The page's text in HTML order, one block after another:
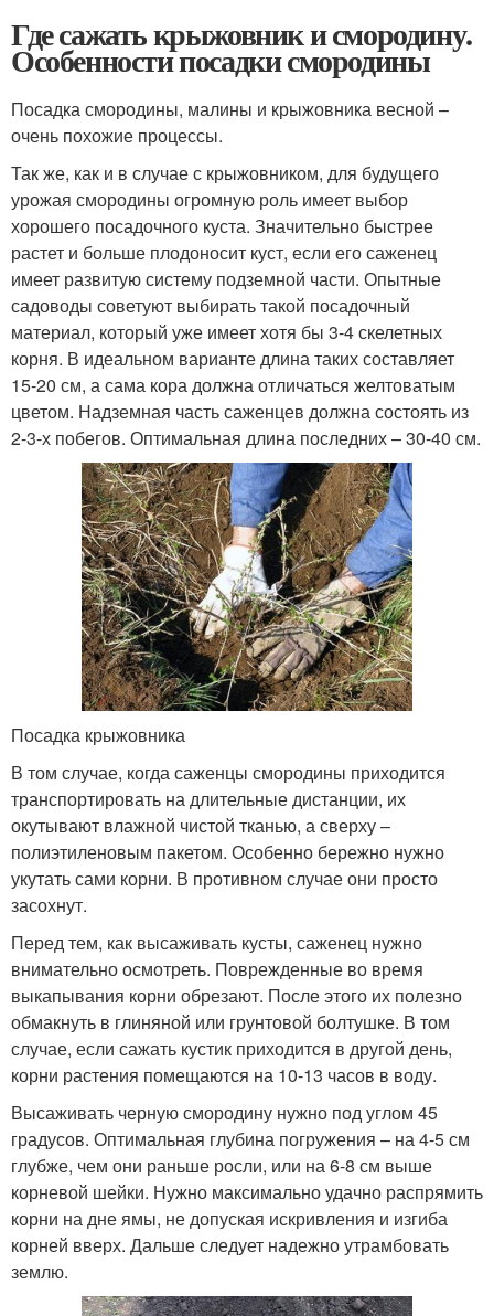
Где сажать крыжовник и смородину.
Особенности посадки смородины
Посадка смородины, малины и крыжовника весной –
очень похожие процессы.
Так же, как и в случае с крыжовником, для будущего
урожая смородины огромную роль имеет выбор
хорошего посадочного куста. Значительно быстрее
растет и больше плодоносит куст, если его саженец
имеет развитую систему подземной части. Опытные
садоводы советуют выбирать такой посадочный
материал, который уже имеет хотя бы 3-4 скелетных
корня. В идеальном варианте длина таких составляет
15-20 см, а сама кора должна отличаться желтоватым
цветом. Надземная часть саженцев должна состоять из
2-3-х побегов. Оптимальная длина последних – 30-40 см.
Посадка крыжовника
В том случае, когда саженцы смородины приходится
транспортировать на длительные дистанции, их
окутывают влажной чистой тканью, а сверху –
полиэтиленовым пакетом. Особенно бережно нужно
укутать сами корни. В противном случае они просто
засохнут.
Перед тем, как высаживать кусты, саженец нужно
внимательно осмотреть. Поврежденные во время
выкапывания корни обрезают. После этого их полезно
обмакнуть в глиняной или грунтовой болтушке. В том
случае, если сажать кустик приходится в другой день,
корни растения помещаются на 10-13 часов в воду.
Высаживать черную смородину нужно под углом 45
градусов. Оптимальная глубина погружения – на 4-5 см
глубже, чем они раньше росли, или на 6-8 см выше
корневой шейки. Нужно максимально удачно распрямить
корни на дне ямы, не допуская искривления и изгиба
корней вверх. Дальше следует надежно утрамбовать
землю.